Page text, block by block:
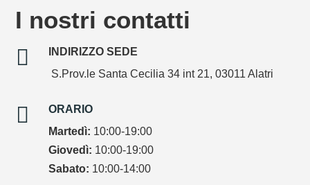
I nostri contatti

INDIRIZZO SEDE
S.Prov.le Santa Cecilia 34 int 21, 03011 Alatri

ORARIO
Martedì: 10:00-19:00
Giovedì: 10:00-19:00
Sabato: 10:00-14:00